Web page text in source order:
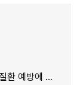
자원 총동원"